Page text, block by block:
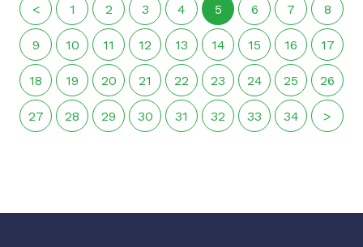
< 1 2 3 4 5 6 7 8
9 10 11 12 13 14 15 16 17
18 19 20 21 22 23 24 25 26
27 28 29 30 31 32 33 34 >